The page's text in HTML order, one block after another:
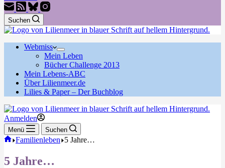
Suchen
Webmiss
Mein Leben
Bücher Challenge 2013
Mein Lebens-ABC
Über Lilienmeer.de
Lilies & Paper – Der Buchblog
Anmelden
Menü Suchen
Start
Familienleben 5 Jahre…
5 Jahre…